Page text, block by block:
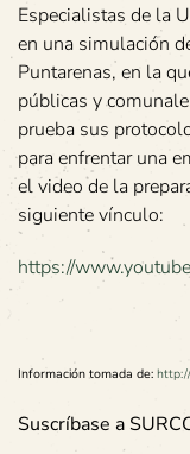
Especialistas de la
en una simulación
Puntarenas, en la
públicas y
prueba sus
para enfrentar una
el video de la
siguiente vínculo:
https://
Información tomada de:
Suscríbase a